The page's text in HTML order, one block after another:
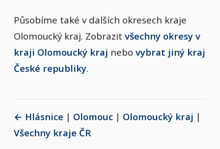
Působíme také v dalších okresech kraje
Olomoucký kraj. Zobrazit všechny okresy v
kraji Olomoucký kraj nebo vybrat jiný kraj
České republiky.
← Hlásnice | Olomouc | Olomoucký kraj |
Všechny kraje ČR